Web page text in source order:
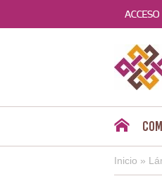
ACCESO
Inicio »